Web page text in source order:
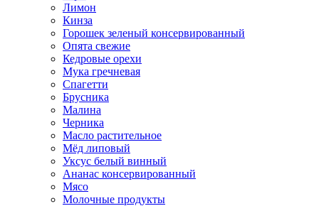
Лимон
Кинза
Горошек зеленый консервированный
Опята свежие
Кедровые орехи
Мука гречневая
Спагетти
Брусника
Малина
Черника
Масло растительное
Мёд липовый
Уксус белый винный
Ананас консервированный
Мясо
Молочные продукты